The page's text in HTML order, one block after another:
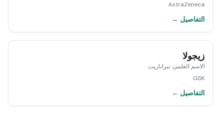
AstraZeneca
التفاصيل ←
زيجولا
الاسم العلمي:نيراباريب
GSK
التفاصيل ←